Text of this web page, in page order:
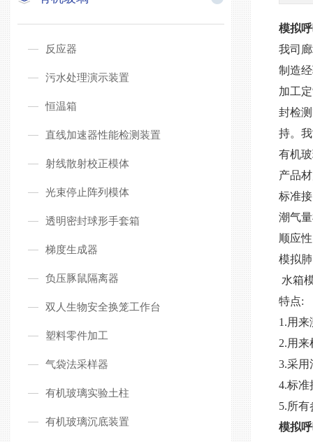
反应器
污水处理演示装置
恒温箱
直线加速器性能检测装置
射线散射校正模体
光束停止阵列模体
透明密封球形手套箱
梯度生成器
负压豚鼠隔离器
双人生物安全换笼工作台
塑料零件加工
气袋法采样器
有机玻璃实验土柱
有机玻璃沉底装置
模拟
我司
制造
加工
封检
持。
有机
产品
标准
潮气
顺应性
模拟
水箱
特点:
1.用来
2.用
3.采用
4.标准
5.所
模拟